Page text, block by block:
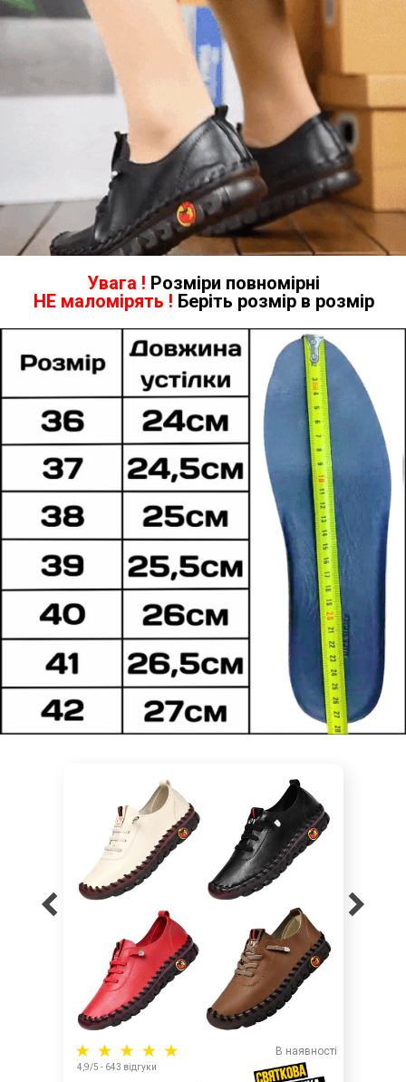
Увага ! Розміри повномірні
НЕ маломірять ! Беріть розмір в розмір
В наявності
4,9/5 - 643 відгуки